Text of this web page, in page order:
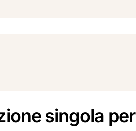
singola per